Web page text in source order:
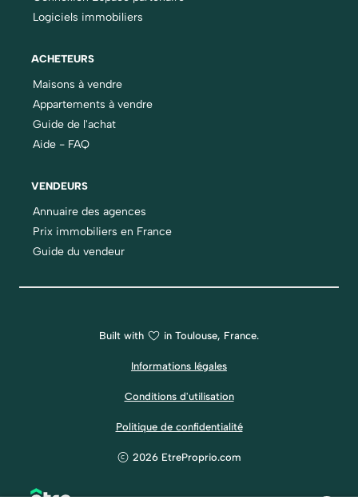
Logiciels immobiliers
ACHETEURS
Maisons à vendre
Appartements à vendre
Guide de l'achat
Aide - FAQ
VENDEURS
Annuaire des agences
Prix immobiliers en France
Guide du vendeur
Built with in Toulouse, France.
Informations légales
Conditions d'utilisation
Politique de confidentialité
2026 EtreProprio.com